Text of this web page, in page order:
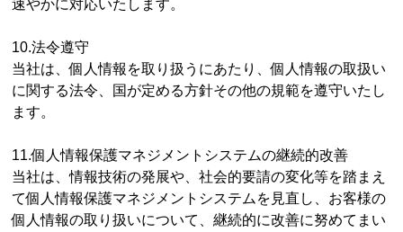
速やかに対応いたします。
10.法令遵守
当社は、個人情報を取り扱うにあたり、個人情報の取扱い
に関する法令、国が定める方針その他の規範を遵守いたし
ます。
11.個人情報保護マネジメントシステムの継続的改善
当社は、情報技術の発展や、社会的要請の変化等を踏まえ
て個人情報保護マネジメントシステムを見直し、お客様の
個人情報の取り扱いについて、継続的に改善に努めてまい